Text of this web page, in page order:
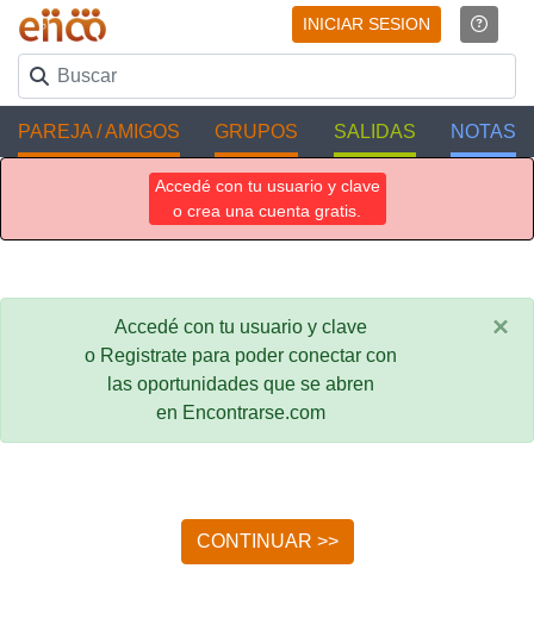
INICIAR SESION
PAREJA / AMIGOS GRUPOS SALIDAS NOTAS
Accedé con tu usuario y clave
o crea una cuenta gratis.
Accedé con tu usuario y clave
o Registrate para poder conectar con
las oportunidades que se abren
en Encontrarse.com
×
CONTINUAR >>